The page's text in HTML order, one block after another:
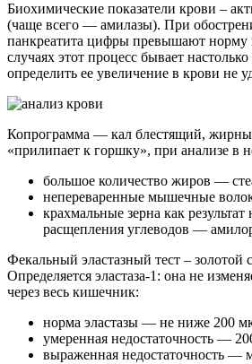
Биохимические показатели крови –
(чаще всего — амилазы). При
панкреатита цифры превышают норму
случаях этот процесс бывает
определить ее увеличение в крови не
Копрограмма — кал блестящий,
«прилипает к горшку», при анализе в
большое количество жиров —
непереваренные мышечные
крахмальные зерна как результат
расщепления углеводов —
Фекальный эластазный тест – золотой
Определяется эластаза-1: она не
через весь кишечник:
норма эластазы — не ниже 200
умеренная недостаточность —
выраженная недостаточность —